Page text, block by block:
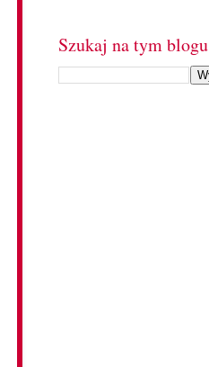
Szukaj na tym blogu